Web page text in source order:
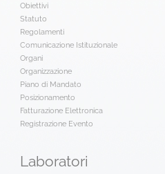
Obiettivi
Statuto
Regolamenti
Comunicazione Istituzionale
Organi
Organizzazione
Piano di Mandato
Posizionamento
Fatturazione Elettronica
Registrazione Evento
Laboratori